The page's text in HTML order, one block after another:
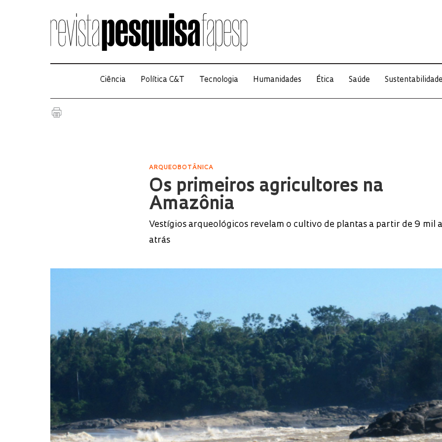
Ciência Política C&T Tecnologia Humanidades Ética Saúde
ARQUEOBOTÂNICA
Os primeiros agricultores na
Amazônia
Vestígios arqueológicos revelam o cultivo de plantas a partir de 9 mil
atrás